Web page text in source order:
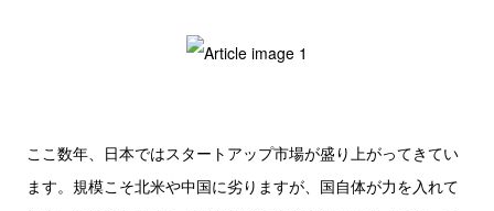
ここ数年、日本ではスタートアップ市場が盛り上がってきてい
ます。規模こそ北米や中国に劣りますが、国自体が力を入れて